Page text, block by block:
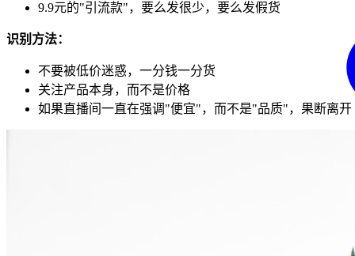
9.9元的"引流款"，要么发很少，要么发假货
识别方法：
不要被低价迷惑，一分钱一分货
关注产品本身，而不是价格
如果直播间一直在强调"便宜"，而不是"品质"，果断离开